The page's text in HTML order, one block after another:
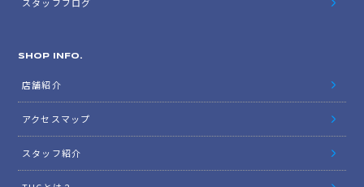
SHOP INFO.
店舗紹介
アクセスマップ
スタッフ紹介